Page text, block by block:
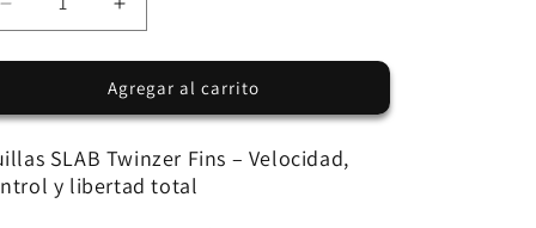
Reducir
cantidad
para
SLAB
-
Black/White
Aumentar
cantidad
para
Quillas
SLAB
-
Black/White
Agregar al carrito
SLAB Twinzer Fins – Velocidad,
y libertad total